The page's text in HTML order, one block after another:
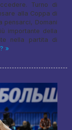
Turno di
alla Coppa di
pensarci, Domani
importante della
nella partita di
»